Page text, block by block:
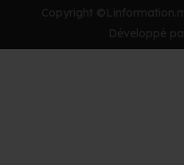
Copyright
Développé